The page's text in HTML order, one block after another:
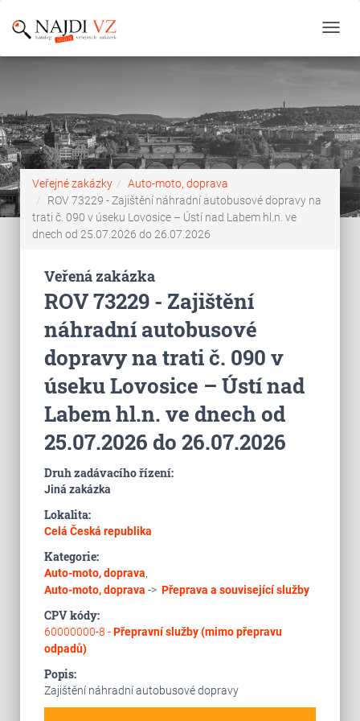
Veřejné zakázky
Auto-moto, doprava
ROV 73229 - Zajištění náhradní autobusové dopravy na
trati č. 090 v úseku Lovosice – Ústí nad Labem hl.n. ve
dnech od 25.07.2026 do 26.07.2026
Veřená zakázka
ROV 73229 - Zajištění
náhradní autobusové
dopravy na trati č. 090 v
úseku Lovosice – Ústí nad
Labem hl.n. ve dnech od
25.07.2026 do 26.07.2026
Druh zadávacího řízení:
Jiná zakázka
Lokalita:
Celá Česká republika
Kategorie:
Auto-moto, doprava,
Auto-moto, doprava -> Přeprava a související služby
CPV kódy:
60000000-8 -Přepravní služby (mimo přepravu
odpadů)
Popis:
Zajištění náhradní autobusové dopravy